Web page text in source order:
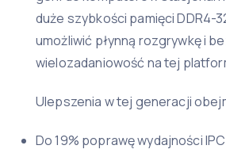
duże szybkości pamięci DDR4-
umożliwić płynną rozgrywkę i
wielozadaniowość na tej
Ulepszenia w tej generacji
Do 19% poprawę wydajności